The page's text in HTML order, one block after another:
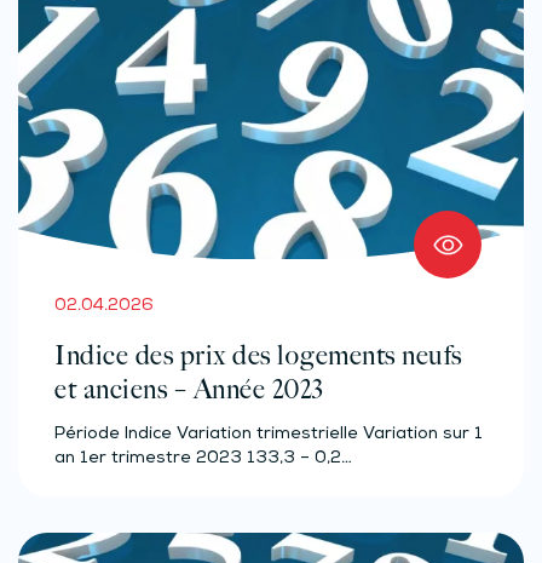
02.04.2026
Indice des prix des logements neufs
et anciens – Année 2023
Période Indice Variation trimestrielle Variation sur 1
an 1er trimestre 2023 133,3 – 0,2…